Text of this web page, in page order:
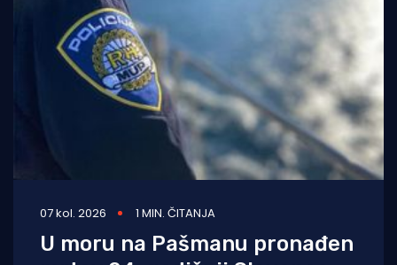
07 kol. 2026 1 MIN. ČITANJA
U moru na Pašmanu pronađen